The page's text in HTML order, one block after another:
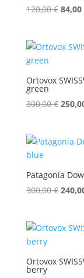
120,00€ 84,00
Ortovox
green
300,00€
Patagonia
300,00€
Ortovox
berry